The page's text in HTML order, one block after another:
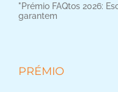
"Prémio FAQtos 2026:
garantem
PRÉMIO